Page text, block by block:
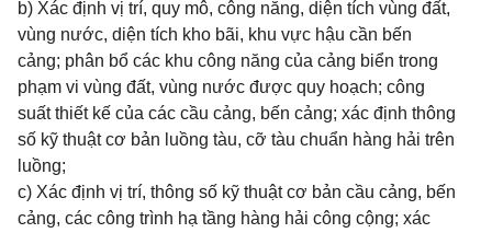
b) Xác định vị trí, quy mô, công năng, diện tích vùng đất,
vùng nước, diện tích kho bãi, khu vực hậu cần bến
cảng; phân bổ các khu công năng của cảng biển trong
phạm vi vùng đất, vùng nước được quy hoạch; công
suất thiết kế của các cầu cảng, bến cảng; xác định thông
số kỹ thuật cơ bản luồng tàu, cỡ tàu chuẩn hàng hải trên
luồng;
c) Xác định vị trí, thông số kỹ thuật cơ bản cầu cảng, bến
cảng, các công trình hạ tầng hàng hải công cộng; xác